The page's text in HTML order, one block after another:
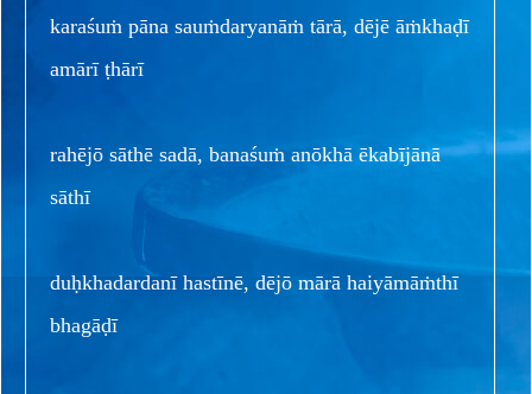
karaśuṁ pāna sauṁdaryanāṁ tārā, dējē āṁkhaḍī
amārī ṭhārī
rahējō sāthē sadā, banaśuṁ anōkhā ēkabījānā
sāthī
duḥkhadardanī hastīnē, dējō mārā haiyāmāṁthī
bhagāḍī